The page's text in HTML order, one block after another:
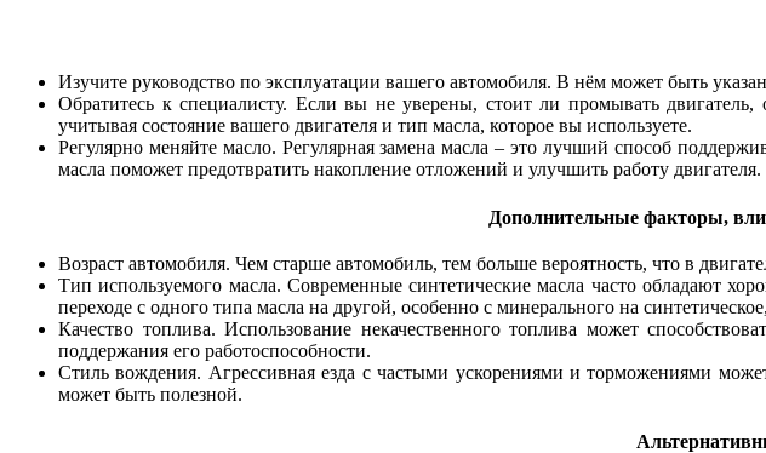
Изучите руководство по эксплуатации вашего автомобиля. В нём может быть
Обратитесь к специалисту. Если вы не уверены, стоит ли промывать
учитывая состояние вашего двигателя и тип масла, которое вы используете.
Регулярно меняйте масло. Регулярная замена масла – это лучший способ
масла поможет предотвратить накопление отложений и улучшить работу двигателя.
Дополнительные факторы,
Возраст автомобиля. Чем старше автомобиль, тем больше вероятность, что в
Тип используемого масла. Современные синтетические масла часто обладают
переходе с одного типа масла на другой, особенно с минерального на
Качество топлива. Использование некачественного топлива может
поддержания его работоспособности.
Стиль вождения. Агрессивная езда с частыми ускорениями и торможениями
может быть полезной.